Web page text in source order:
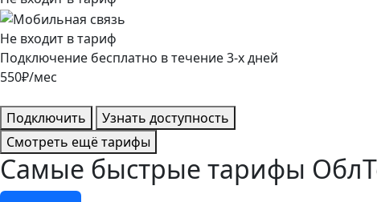
Не входит в тариф
Подключение бесплатно в течение3-х дней
550₽/мес
Подключить
Узнать доступность
Смотреть ещё тарифы
Самые быстрые тарифы